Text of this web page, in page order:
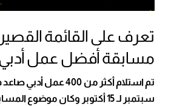
تعرف على القائمة
مسابقة أفضل عمل
سبتمبر لـ 15 أكتوبر وكان موضوع